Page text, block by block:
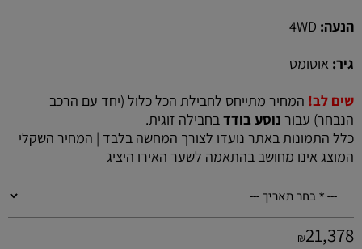
הנעה:
גיר: אוטומט
שים לב! המחיר מתייחס לחבילת הכל כלול (יחד עם הרכב
הנבחר) עבור נוסע בודדבחבילה זוגית.
כלל התמונות באתר נועדו לצורך המחשה בלבד | המחיר השקלי
המוצג אינו מחושב בהתאמה לשער האירו היציג
₪21,378